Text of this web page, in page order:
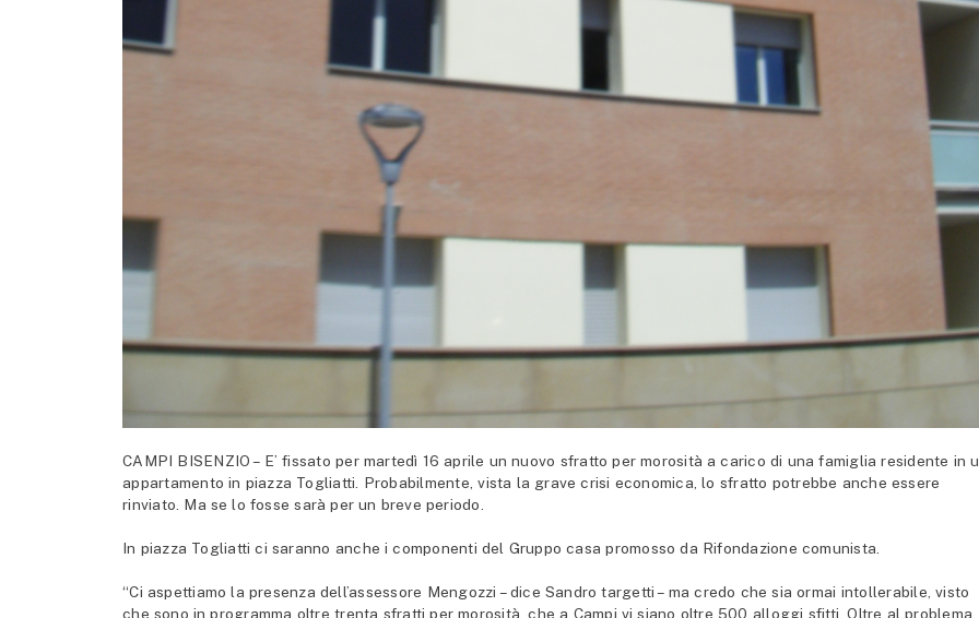
CAMPI BISENZIO – E’ fissato per martedì 16 aprile un nuovo sfratto per morosità a carico di una famiglia residente in
appartamento in piazza Togliatti. Probabilmente, vista la grave crisi economica, lo sfratto potrebbe anche essere
rinviato. Ma se lo fosse sarà per un breve periodo.
In piazza Togliatti ci saranno anche i componenti del Gruppo casa promosso da Rifondazione comunista.
“Ci aspettiamo la presenza dell’assessore Mengozzi – dice Sandro targetti – ma credo che sia ormai intollerabile, visto
che sono in programma oltre trenta sfratti per morosità, che a Campi vi siano oltre 500 alloggi sfitti. Oltre al problema